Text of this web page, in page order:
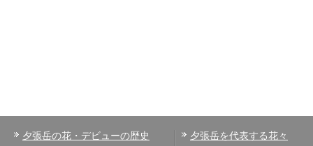
夕張岳の花・デビューの歴史 夕張岳を代表する花々